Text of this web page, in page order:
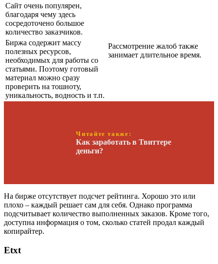
Сайт очень популярен,
благодаря чему здесь
сосредоточено большое
количество заказчиков.
Рассмотрение жалоб также
занимает длительное время.
Биржа содержит массу
полезных ресурсов,
необходимых для работы со
статьями. Поэтому готовый
материал можно сразу
проверить на тошноту,
уникальность, водность и т.п.
Читайте также:
Как заработать в Твиттере
деньги?
На бирже отсутствует подсчет рейтинга. Хорошо это или
плохо – каждый решает сам для себя. Однако программа
подсчитывает количество выполненных заказов. Кроме того,
доступна информация о том, сколько статей продал каждый
копирайтер.
Etxt